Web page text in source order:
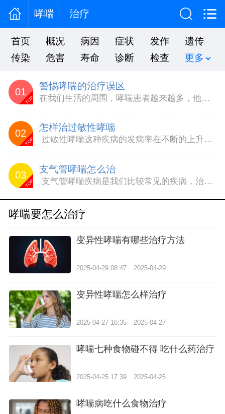
哮喘 治疗
首页 概况 病因 症状 发作
遗传
传染
危害 寿命 诊断 检查 更多
01
TOP
警惕哮喘的治疗误区
在我们生活的周围，哮喘患者越来越多，他们总是以不断地咳嗽、气短等症状示人，让人看上去真的很恐惧。专家介绍，哮喘这种疾病在治疗上并非是一种顽疾，只不过很多人总是在治疗中，走进误区，从而使疾病很难好转。那么哮喘的治疗误区有哪些呢?治疗哮喘的三大误区：1、不喘不治，喘了再治长期以来部分患者和家属，只注意对发作期的治疗，哮喘症状一旦缓解，就误判为治愈而停止治疗，结果...
02
TOP
怎样治过敏性哮喘
过敏性哮喘这种疾病的发病率在不断的上升，每年因为哮喘病而死亡的人数也是在不断的上升，可见过敏性哮喘疾病的危害是多么的大，为了能够更好的治疗哮喘疾病，我们一定要避免走进治疗过敏性哮喘疾病的误区。该怎么选择正确的治疗方法呢?1、误诊：我们最怕的就是患上疾病被误诊，因为这样不仅会耽误我们治疗，导致疾病变得更加的严重，后续的治疗也会变得非常的困难。我们经常发现许多...
03
TOP
支气管哮喘怎么治
支气管哮喘疾病是我们比较常见的疾病，治疗哮喘的方法也是困扰哮喘患者已久的问题，当患者们患有支气管哮喘的时候，患者的生活是有很大的影响的，我们一定要积极的治疗，这样才可以避免哮喘带来的危害。1、注意去除支气管哮喘的诱发因素首先我们在治疗支气管哮喘的时候，我们就要尽量的避免能够诱发支气管哮喘的因素，以免支气管哮喘疾病发作。支气管哮喘患者应能识别发作的早期信号，...
哮喘要怎么治疗
变异性哮喘有哪些治疗方法
2025-04-29 08:47 2025-04-29
变异性哮喘怎么样治疗
2025-04-27 16:35 2025-04-27
哮喘七种食物碰不得 吃什么药治疗
2025-04-25 17:39 2025-04-25
哮喘病吃什么食物治疗